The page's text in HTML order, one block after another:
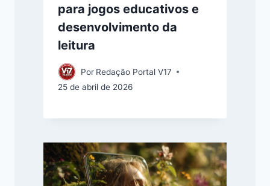
para jogos educativos e
desenvolvimento da
leitura
Por Redação Portal V17
25 de abril de 2026